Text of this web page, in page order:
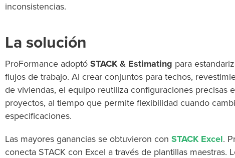
inconsistencias.
La solución
ProFormance adoptó STACK & Estimating para
flujos de trabajo. Al crear conjuntos para techos,
de viviendas, el equipo reutiliza configuraciones precisas
proyectos, al tiempo que permite flexibilidad cuando
especificaciones.
Las mayores ganancias se obtuvieron con STACK Excel.
conecta STACK con Excel a través de plantillas maestras.